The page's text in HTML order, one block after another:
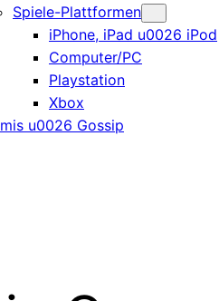
Spiele-Plattformen
iPhone, iPad u0026 iPod
Computer/PC
Playstation
Xbox
u0026 Gossip